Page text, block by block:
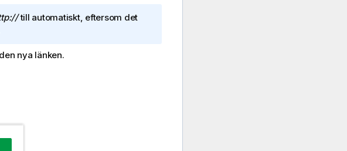
till automatiskt, eftersom det
nya länken.